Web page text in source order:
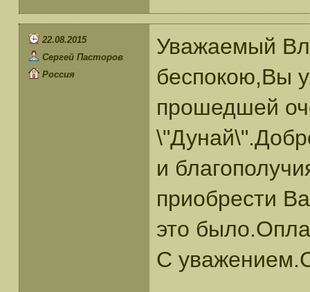
22.08.2015
Сергей Пасторов
Россия
Уважаемый
беспокою,Вы
прошедшей
и
приобрести
это
С